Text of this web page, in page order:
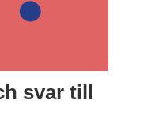
svar till